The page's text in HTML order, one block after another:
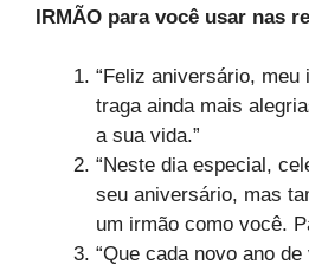
IRMÃO para você usar nas
“Feliz aniversário, meu
traga ainda mais
a sua vida.”
“Neste dia especial,
seu aniversário, mas
um irmão como você.
“Que cada novo ano